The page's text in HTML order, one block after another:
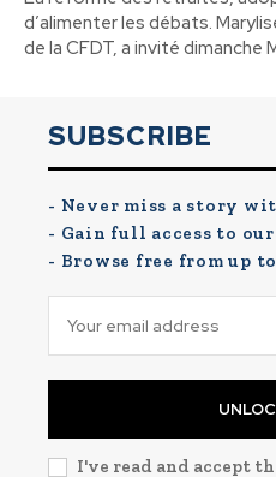
d’alimenter les débats.
de la CFDT, a invité dimanche
SUBSCRIBE
- Never miss a story
- Gain full access to
- Browse free from up
I've read and accept